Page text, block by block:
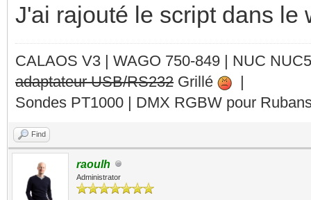
J'ai rajouté le script dans le
CALAOS V3 | WAGO 750-849 | NUC
adaptateur USB/RS232 Grillé
|
Sondes PT1000 | DMX RGBW pour
Find
raoulh
Administrator